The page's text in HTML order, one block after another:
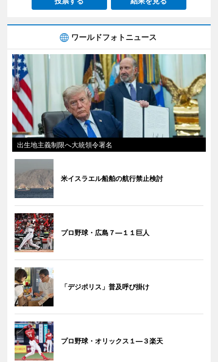
ワールドフォトニュース
出生地主義制限へ大統領令署名
米イスラエル船舶の航行禁止検討
プロ野球・広島７―１１巨人
「デジポリス」普及呼び掛け
プロ野球・オリックス１―３楽天